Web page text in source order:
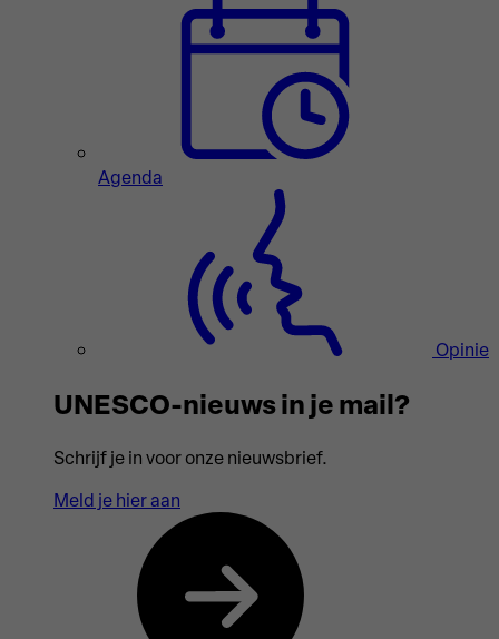
Agenda
Opinie
UNESCO-nieuws in je mail?
Schrijf je in voor onze nieuwsbrief.
Meld je hier aan